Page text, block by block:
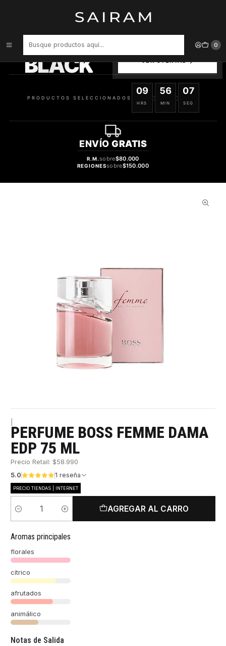
0
PERFUME BOSS FEMME DAMA EDP 75 ML
BLACK
SELECCIONADOS
PRODUCTOS SELECCIONADOS
09
HRS
:
56
MIN
:
07
SEG
ENVÍO GRATIS
R.M.sobre$80.000
REGIONESsobre$150.000
PERFUME BOSS FEMME DAMA
EDP 75 ML
Precio Retail: $58.990
5.0
1 reseña
PRECIO TIENDAS | INTERNET
Cantidad
AGREGAR AL CARRO
Aromas principales
florales
cítrico
afrutados
animálico
Notas de Salida